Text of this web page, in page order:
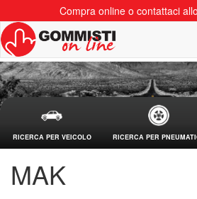
Compra online o contattaci allo
RICERCA PER VEICOLO RICERCA PER
MAK